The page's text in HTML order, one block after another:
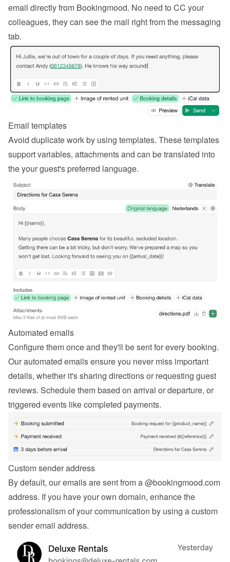
email directly from Bookingmood. No need to CC your
colleagues, they can see the mail right from the messaging
tab.
Email templates
Avoid duplicate work by using templates. These templates
support variables, attachments and can be translated into
the your guest's preferred language.
Automated emails
Configure them once and they'll be sent for every booking.
Our automated emails ensure you never miss important
details, whether it's sharing directions or requesting guest
reviews. Schedule them based on arrival or departure, or
triggered events like completed payments.
Custom sender address
By default, our emails are sent from a @bookingmood.com
address. If you have your own domain, enhance the
professionalism of your communication by using a custom
sender email address.